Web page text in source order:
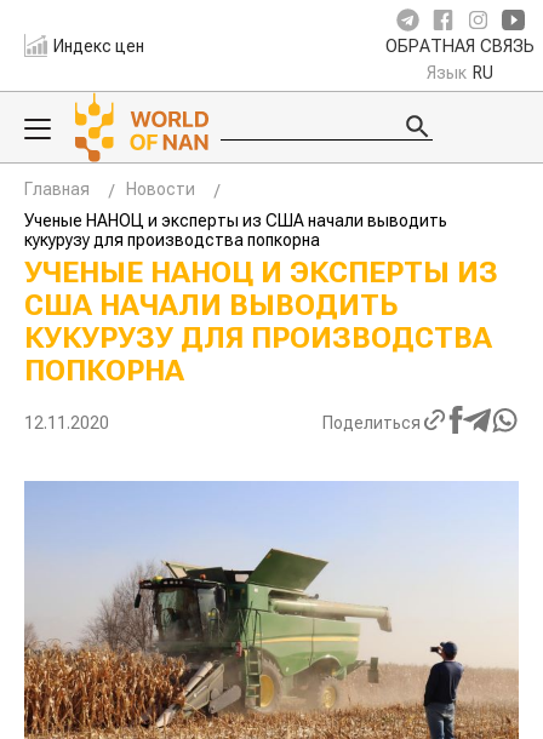
Индекс цен ОБРАТНАЯ СВЯЗЬ
Язык RU
Главная
Новости
Ученые НАНОЦ и эксперты из США начали выводить
кукурузу для производства попкорна
УЧЕНЫЕ НАНОЦ И ЭКСПЕРТЫ ИЗ
США НАЧАЛИ ВЫВОДИТЬ
КУКУРУЗУ ДЛЯ ПРОИЗВОДСТВА
ПОПКОРНА
12.11.2020 Поделиться